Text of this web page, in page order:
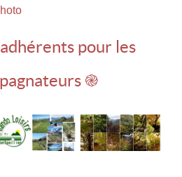
pour les
֎